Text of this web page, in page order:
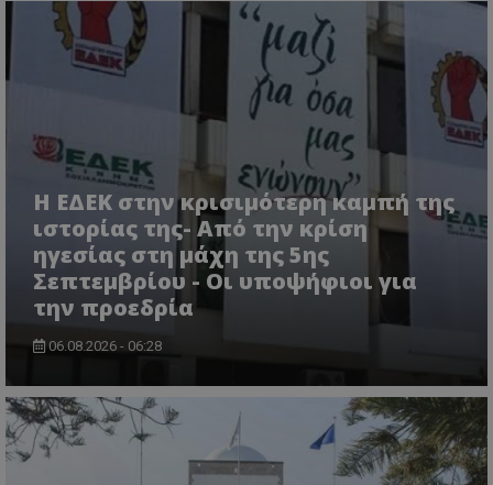
Η ΕΔΕΚ στην κρισιμότερη καμπή της
ιστορίας της- Από την κρίση
ηγεσίας στη μάχη της 5ης
Σεπτεμβρίου - Οι υποψήφιοι για
την προεδρία
06.08.2026 - 06:28
VISITOR_PRIVACY_METADATA
YouTube
.youtube.com